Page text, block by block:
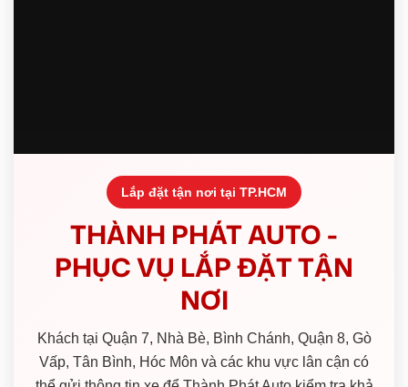
Lắp đặt tận nơi tại TP.HCM
THÀNH PHÁT AUTO -
PHỤC VỤ LẮP ĐẶT TẬN
NƠI
Khách tại Quận 7, Nhà Bè, Bình Chánh, Quận 8, Gò
Vấp, Tân Bình, Hóc Môn và các khu vực lân cận có